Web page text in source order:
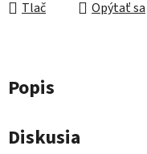
Tlač Opýtať sa
Popis
Diskusia